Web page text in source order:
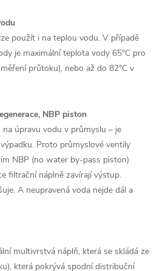
použít i na teplou vodu. V případě
je maximální teplota vody 65°C pro
průtoku), nebo až do 82°C v
NBP piston
úpravu vodu v průmyslu – je
Proto průmyslové ventily
NBP (no water by-pass piston)
filtrační náplně zavírají výstup.
A neupravená voda nejde dál a
multivrstvá náplň, která se skládá ze
která pokrývá spodní distribuční